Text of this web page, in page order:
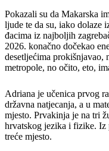
Pokazali su da Makarska
ljude te da su, iako dolaze
đacima iz najboljih
2026. konačno dočekao
desetljećima prokišnjavao,
metropole, no očito, eto,
Adriana je učenica prvog
državna natjecanja, a u
mjesto. Prvakinja je na tri
hrvatskog jezika i fizike. Iz
treće mjesto.